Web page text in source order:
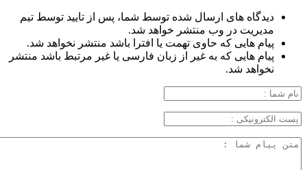
دیدگاه های ارسال شده توسط شما، پس از تایید توسط تیم
مدیریت در وب منتشر خواهد شد.
پیام هایی که حاوی تهمت یا افترا باشد منتشر نخواهد شد.
پیام هایی که به غیر از زبان فارسی یا غیر مرتبط باشد منتشر
نخواهد شد.